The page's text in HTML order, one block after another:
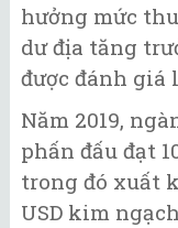
hưởng mức
dư địa tăng
được đánh giá
Năm 2019,
phấn đấu đạt
trong đó xuất
USD kim